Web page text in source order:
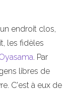
endroit clos,
les fidèles
. Par
libres de
C'est à eux de